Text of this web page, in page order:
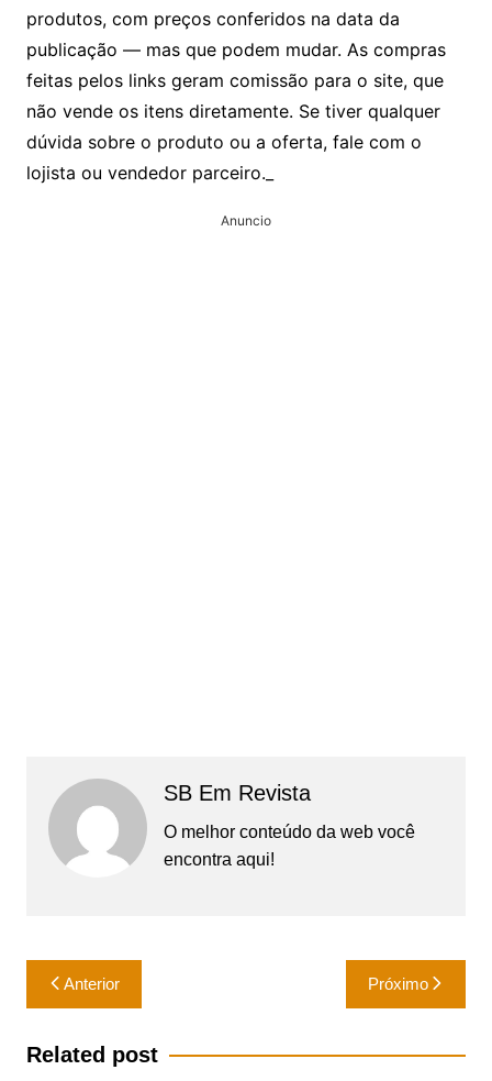
produtos, com preços conferidos na data da
publicação — mas que podem mudar. As compras
feitas pelos links geram comissão para o site, que
não vende os itens diretamente. Se tiver qualquer
dúvida sobre o produto ou a oferta, fale com o
lojista ou vendedor parceiro._
Anuncio
SB Em Revista
O melhor conteúdo da web você
encontra aqui!
Navegação
de
Post
Anterior Próximo
Related post